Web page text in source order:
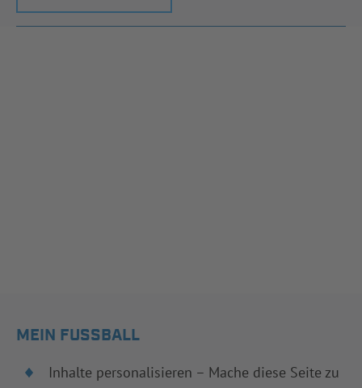
MEIN FUSSBALL
Inhalte personalisieren – Mache diese Seite zu